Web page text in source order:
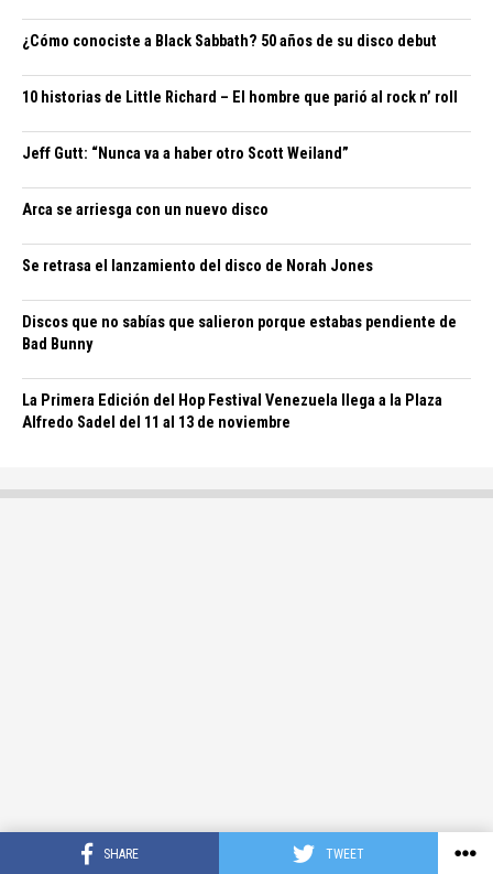
SHARE TWEET
¿Cómo conociste a Black Sabbath? 50 años de su disco debut
10 historias de Little Richard – El hombre que parió al rock n’ roll
Jeff Gutt: “Nunca va a haber otro Scott Weiland”
Arca se arriesga con un nuevo disco
Se retrasa el lanzamiento del disco de Norah Jones
Discos que no sabías que salieron porque estabas pendiente de
Bad Bunny
La Primera Edición del Hop Festival Venezuela llega a la Plaza
Alfredo Sadel del 11 al 13 de noviembre